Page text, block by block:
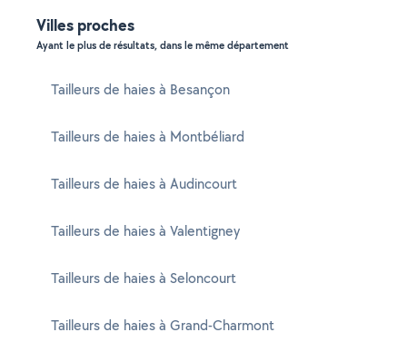
Villes proches
Ayant le plus de résultats, dans le même département
Tailleurs de haies à Besançon
Tailleurs de haies à Montbéliard
Tailleurs de haies à Audincourt
Tailleurs de haies à Valentigney
Tailleurs de haies à Seloncourt
Tailleurs de haies à Grand-Charmont